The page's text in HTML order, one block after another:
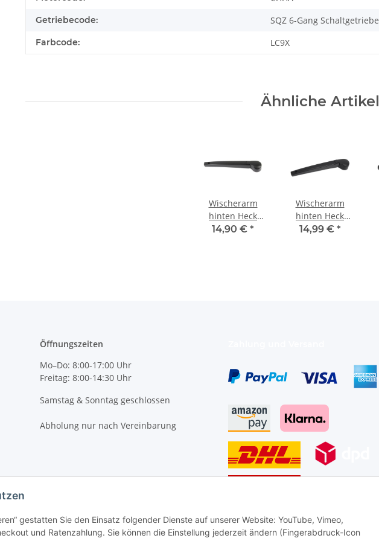
gestatten Sie den Einsatz folgender Dienste auf unserer Website: YouTube, Vimeo,
und Ratenzahlung. Sie können die Einstellung jederzeit ändern (Fingerabdruck-Icon
Getriebecode: SQZ 6-Gang Schaltgetriebe
Farbcode: LC9X
Ähnliche Artikel
Wischerarm
hinten Heck
6R6955707B VW
14,90 € *
Wischerarm
hinten Heck
6R6955707B VW
14,99 € *
Öffnungszeiten
Mo–Do: 8:00-17:00 Uhr
Freitag: 8:00-14:30 Uhr
Samstag & Sonntag geschlossen
Abholung nur nach Vereinbarung
Vertrag widerrufen